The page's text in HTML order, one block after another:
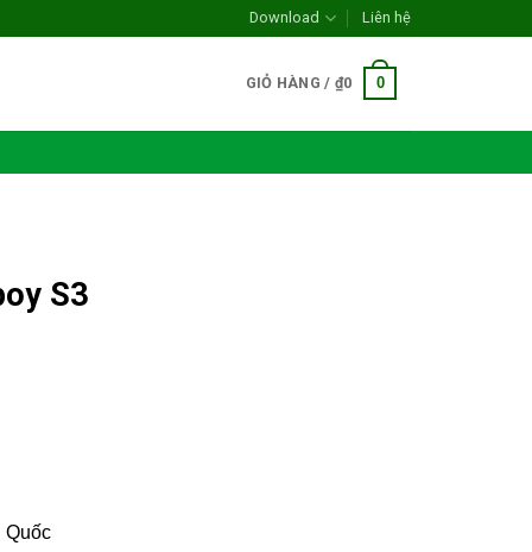
Download Liên hệ
GIỎ HÀNG / ₫0 0
S3
Quốc